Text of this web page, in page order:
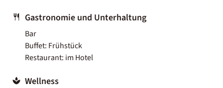
Gastronomie und Unterhaltung
Bar
Buffet: Frühstück
Restaurant: im Hotel
Wellness